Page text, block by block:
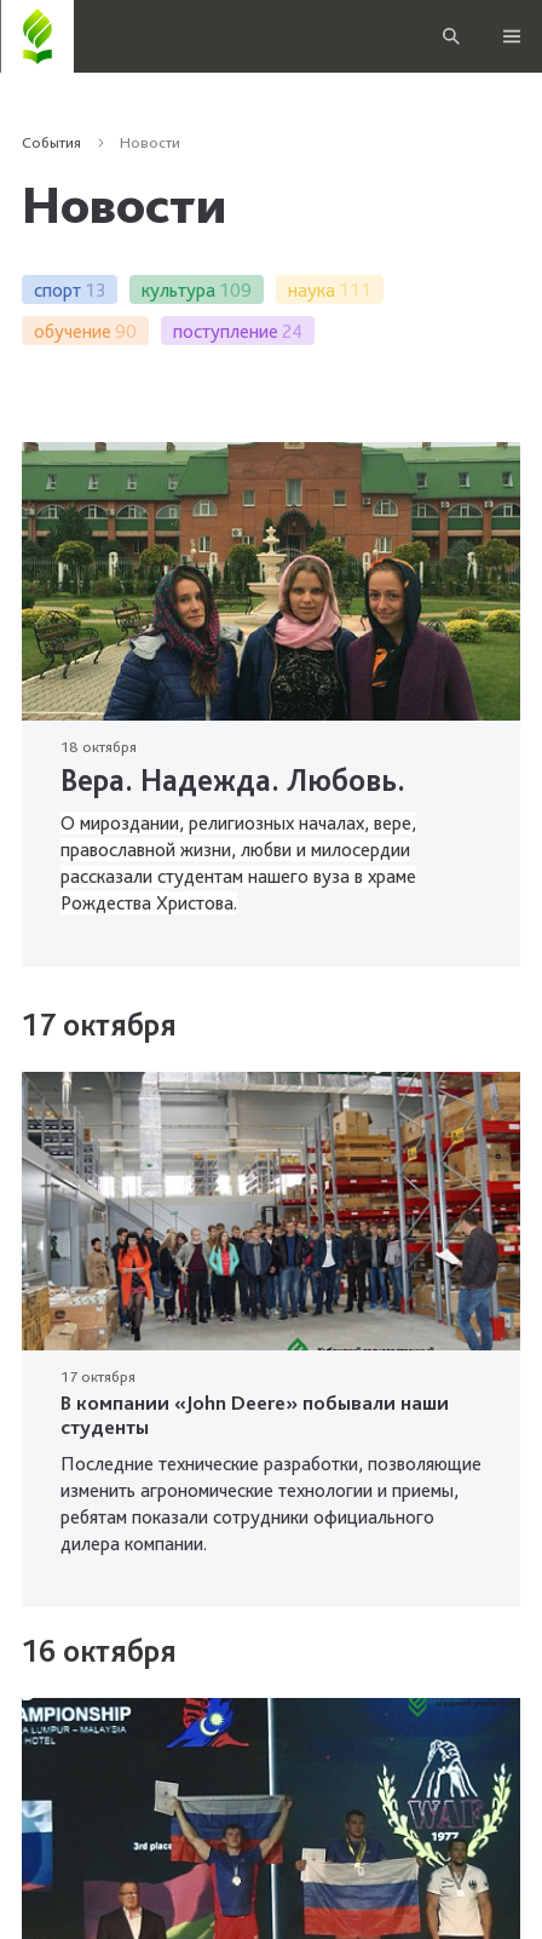
События Новости
Новости
спорт 13 культура 109 наука 111
обучение 90 поступление 24
18 октября
Вера. Надежда. Любовь.
О мироздании, религиозных началах, вере,
православной жизни, любви и милосердии
рассказали студентам нашего вуза в храме
Рождества Христова.
17 октября
17 октября
В компании «John Deere» побывали наши
студенты
Последние технические разработки, позволяющие
изменить агрономические технологии и приемы,
ребятам показали сотрудники официального
дилера компании.
16 октября